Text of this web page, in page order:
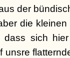
der
die
dass sich
unsre